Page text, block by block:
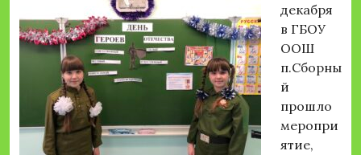
декабря
в ГБОУ
ООШ
п.Сборны
й
прошло
меропри
ятие,